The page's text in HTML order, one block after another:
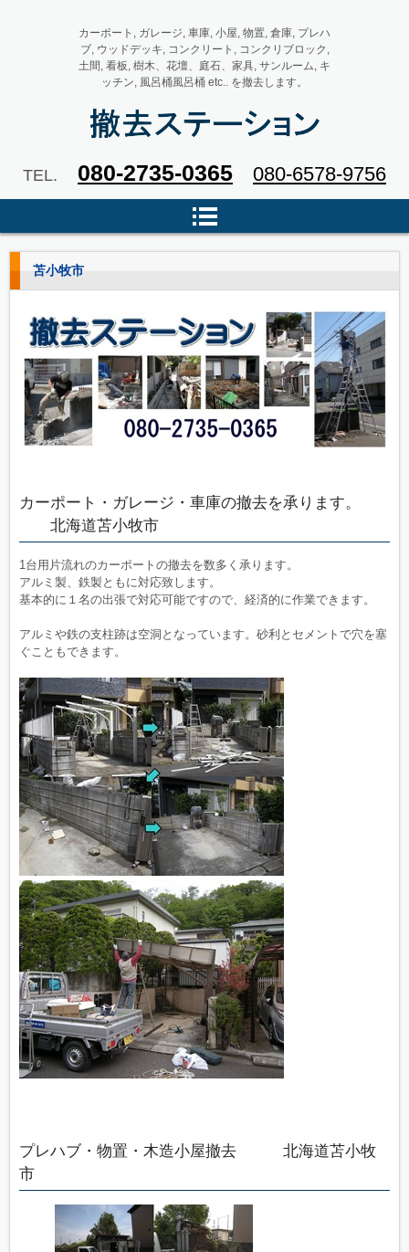
車庫, プレハブ, ウッドデッキ, コ
ンクリブロック, 看板, 花壇 etc..
を撤去します。
カーポート, ガレージ, 車庫, 小屋, 物置, 倉庫, プレハ
ブ, ウッドデッキ, コンクリート, コンクリブロック,
土間, 看板, 樹木、花壇、庭石、家具, サンルーム, キ
ッチン, 風呂桶風呂桶 etc.. を撤去します。
TEL. 080-2735-0365 080-6578-9756
苫小牧市
カーポート・ガレージ・車庫の撤去を承ります。
北海道苫小牧市
1台用片流れのカーポートの撤去を数多く承ります。
アルミ製、鉄製ともに対応致します。
基本的に１名の出張で対応可能ですので、経済的に作業できます。
アルミや鉄の支柱跡は空洞となっています。砂利とセメントで穴を塞
ぐこともできます。
プレハブ・物置・木造小屋撤去 北海道苫小牧
市